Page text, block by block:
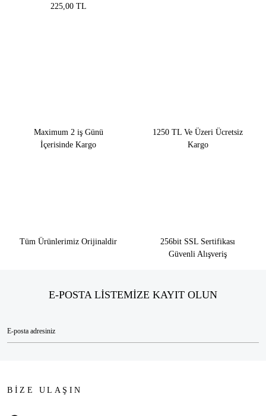
225,00 TL
Maximum 2 iş Günü
İçerisinde Kargo
1250 TL Ve Üzeri Ücretsiz
Kargo
Tüm Ürünlerimiz Orijinaldir
256bit SSL Sertifikası
Güvenli Alışveriş
E-POSTA LİSTEMİZE KAYIT OLUN
BİZE ULAŞIN